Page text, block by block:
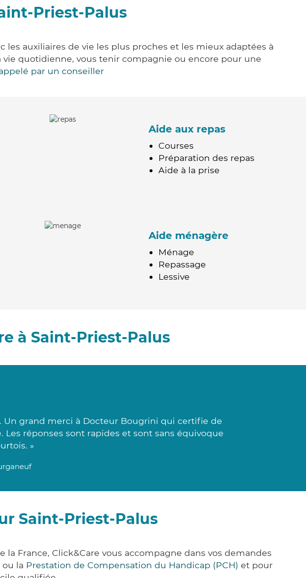
Priest-Palus
auxiliaires de vie les plus proches et les mieux adaptées à
quotidienne, vous tenir compagnie ou encore pour une
par un conseiller
Aide aux repas
Courses
Préparation des repas
Aide à la prise
Aide ménagère
Ménage
Repassage
Lessive
à Saint-Priest-Palus
grand merci à Docteur Bougrini qui certifie de
réponses sont rapides et sont sans équivoque
»
Saint-Priest-Palus
France, Click&Care vous accompagne dans vos demandes
ou la Prestation de Compensation du Handicap (PCH) et pour